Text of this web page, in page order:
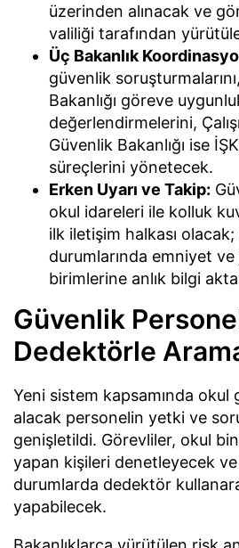
üzerinden alınacak ve
valiliği tarafından
Üç Bakanlık
güvenlik
Bakanlığı göreve
değerlendirmelerini,
Güvenlik Bakanlığı ise
süreçlerini yönetecek.
Erken Uyarı ve Takip:
okul idareleri ile kolluk
ilk iletişim halkası olacak;
durumlarında emniyet
birimlerine anlık bilgi
Güvenlik
Dedektörle
Yeni sistem kapsamında
alacak personelin yetki ve
genişletildi. Görevliler, okul
yapan kişileri denetleyecek
durumlarda dedektör
yapabilecek.